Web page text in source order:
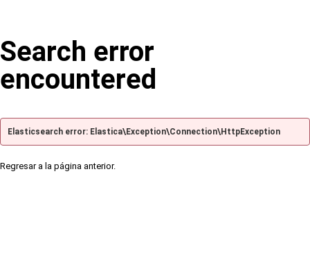
Search error
encountered
Elasticsearch error: Elastica\Exception\Connection\HttpException
Regresar a la página anterior.